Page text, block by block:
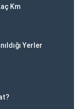
Km
Yerler